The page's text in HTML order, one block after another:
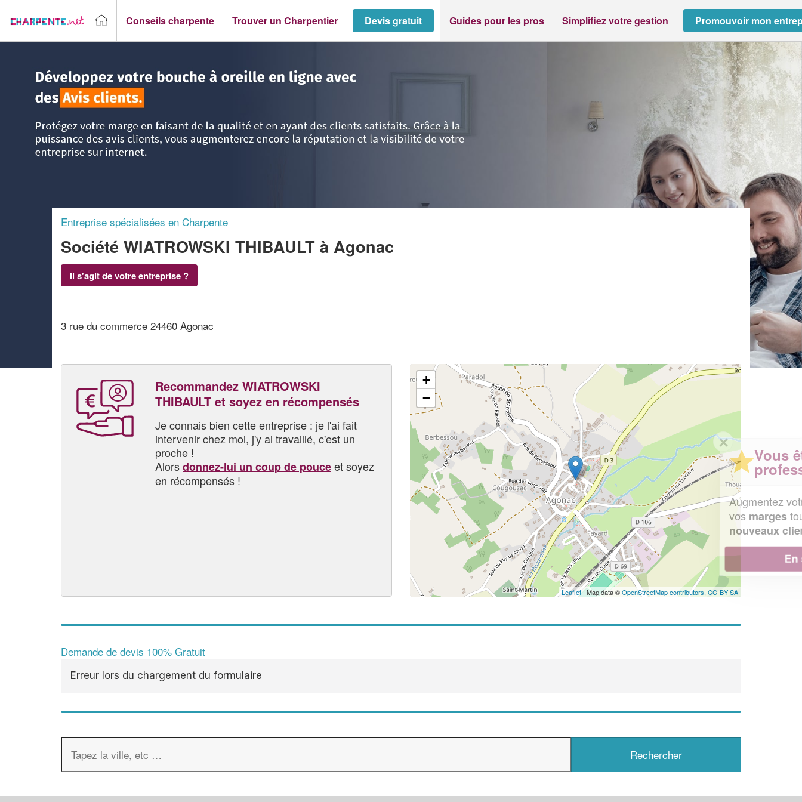
Conseils charpente Trouver un Charpentier Devis gratuit Guides pour les pros Simplifiez votre gestion Promouvoir mon
Entreprise spécialisées en Charpente
Société WIATROWSKI THIBAULT à Agonac
Il s'agit de votre entreprise ?
3 rue du commerce 24460 Agonac
Recommandez WIATROWSKI
THIBAULT et soyez en récompensés
Je connais bien cette entreprise : je l'ai fait
intervenir chez moi, j'y ai travaillé, c'est un
proche !
Alorsdonnez-lui un coup de pouceet soyez
en récompensés !
+
−
Leaflet| Map data ©OpenStreetMap contributors, CC-BY-SA
Demande de devis 100% Gratuit
Erreur lors du chargement du formulaire
✕
Vous êtes un
professionnel ?
Augmentez votrechiffre d'affaireset
vos
margestout en gagnant de
nouveaux clients!
En savoir plus